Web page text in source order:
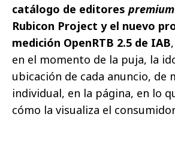
catálogo de editores premium
Rubicon Project y el nuevo
medición OpenRTB 2.5 de IAB
en el momento de la puja, la
ubicación de cada anuncio, de
individual, en la página, en lo
cómo la visualiza el